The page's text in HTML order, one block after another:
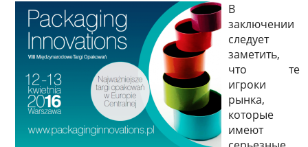
В
заключении
следует
заметить,
что те
игроки
рынка,
которые
имеют